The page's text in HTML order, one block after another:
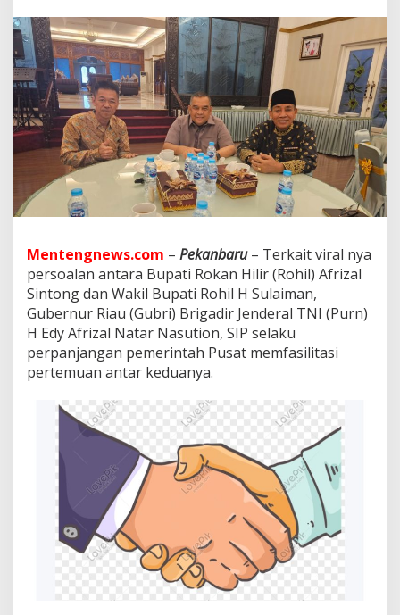
i
G
u
b
r
i
D
u
d
u
k
k
a
e
r
m
a
s
a
l
a
p
o
h
i
Mentengnews.com – Pekanbaru– Terkait viral nya
persoalan antara Bupati Rokan Hilir (Rohil) Afrizal
Sintong dan Wakil Bupati Rohil H Sulaiman,
Gubernur Riau (Gubri) Brigadir Jenderal TNI (Purn)
H Edy Afrizal Natar Nasution, SIP selaku
perpanjangan pemerintah Pusat memfasilitasi
pertemuan antar keduanya.